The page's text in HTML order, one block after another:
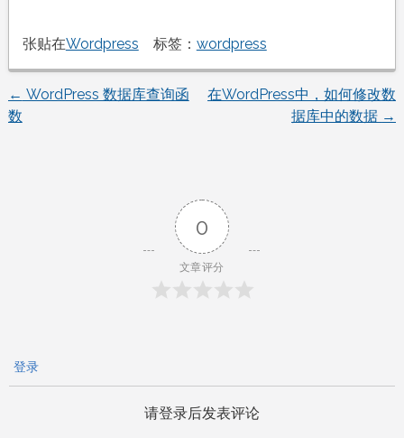
张贴在Wordpress 标签： wordpress
文
← WordPress 数据库查询函
数
在WordPress中，如何修改数
据库中的数据 →
0
文章评分
登录
请登录后发表评论